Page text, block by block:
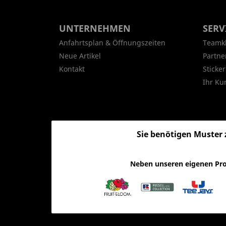
UNTERNEHMEN
Anfahrtsplan & Öffnungszeiten
Neue Artikel
Kontakt
Ihr
Sie benötigen
Neben unseren eigenen